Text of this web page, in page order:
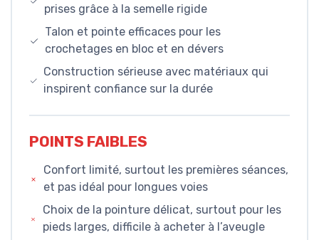
prises grâce à la semelle rigide
Talon et pointe efficaces pour les
crochetages en bloc et en dévers
Construction sérieuse avec matériaux qui
inspirent confiance sur la durée
POINTS FAIBLES
Confort limité, surtout les premières séances,
et pas idéal pour longues voies
Choix de la pointure délicat, surtout pour les
pieds larges, difficile à acheter à l’aveugle